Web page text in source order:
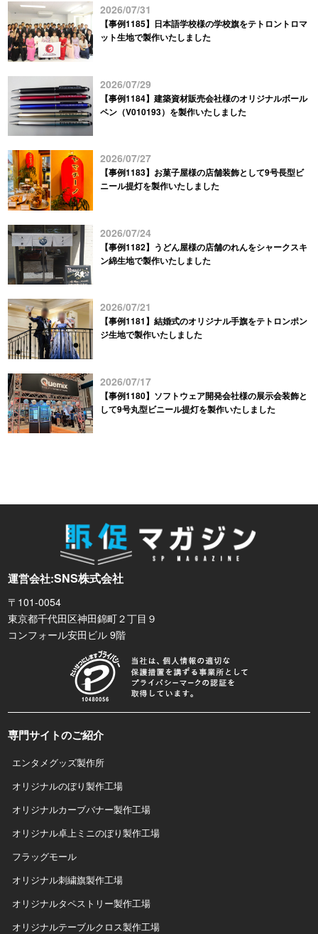
2026/07/31
【事例1185】日本語学校様の学校旗をテトロントロマ
ット生地で製作いたしました
2026/07/29
【事例1184】建築資材販売会社様のオリジナルボール
ペン（V010193）を製作いたしました
2026/07/27
【事例1183】お菓子屋様の店舗装飾として9号長型ビ
ニール提灯を製作いたしました
2026/07/24
【事例1182】うどん屋様の店舗のれんをシャークスキ
ン綿生地で製作いたしました
2026/07/21
【事例1181】結婚式のオリジナル手旗をテトロンポン
ジ生地で製作いたしました
2026/07/17
【事例1180】ソフトウェア開発会社様の展示会装飾と
して9号丸型ビニール提灯を製作いたしました
運営会社:SNS株式会社
〒101-0054
東京都千代田区神田錦町２丁目９
コンフォール安田ビル 9階
専門サイトのご紹介
エンタメグッズ製作所
オリジナルのぼり製作工場
オリジナルカーブバナー製作工場
オリジナル卓上ミニのぼり製作工場
フラッグモール
オリジナル刺繍旗製作工場
オリジナルタペストリー製作工場
オリジナルテーブルクロス製作工場